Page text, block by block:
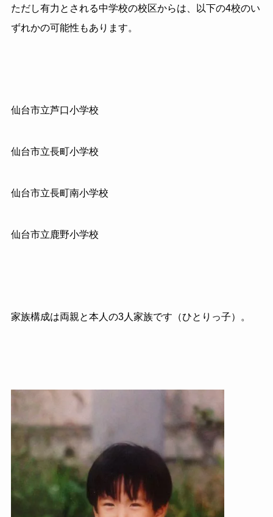
ただし有力とされる中学校の校区からは、以下の4校のい
ずれかの可能性もあります。
仙台市立芦口小学校
仙台市立長町小学校
仙台市立長町南小学校
仙台市立鹿野小学校
家族構成は両親と本人の3人家族です（ひとりっ子）。